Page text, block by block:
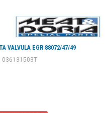
VALVULA EGR 88072/47/49
036131503T